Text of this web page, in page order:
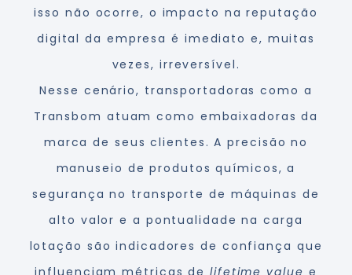
isso não ocorre, o impacto na reputação
digital da empresa é imediato e, muitas
vezes, irreversível.
Nesse cenário, transportadoras como a
Transbom atuam como embaixadoras da
marca de seus clientes. A precisão no
manuseio de produtos químicos, a
segurança no transporte de máquinas de
alto valor e a pontualidade na carga
lotação são indicadores de confiança que
influenciam métricas delifetime value e